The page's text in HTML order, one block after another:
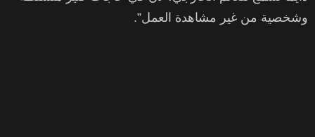
وشخصية من غير مشاهدة العمل”.